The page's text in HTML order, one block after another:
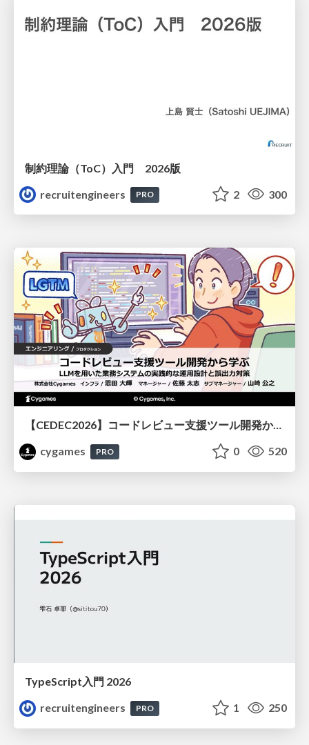
制約理論（ToC）入門 2026版
recruitengineers
PRO 2 300
【CEDEC2026】コードレビュー支援ツール開発から学ぶ：LLMを用いた業務システムの実践的な運用設計と誤出力対策
cygames
PRO 0 520
TypeScript入門 2026
recruitengineers
PRO 1 250